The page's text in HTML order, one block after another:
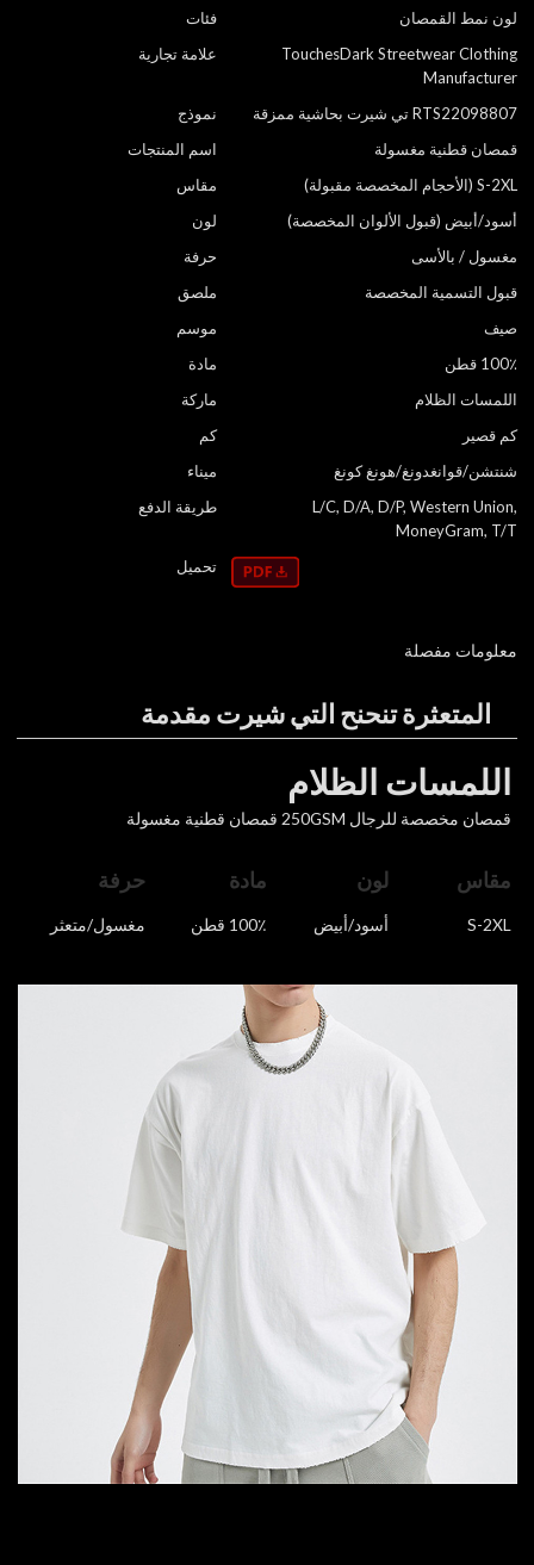
فئات
لون نمط القمصان
علامة تجارية
TouchesDark Streetwear Clothing
Manufacturer
نموذج
RTS22098807 تي شيرت بحاشية ممزقة
اسم المنتجات
قمصان قطنية مغسولة
مقاس
S-2XL (الأحجام المخصصة مقبولة)
لون
أسود/أبيض (قبول الألوان المخصصة)
حرفة
مغسول / بالأسى
ملصق
قبول التسمية المخصصة
موسم
صيف
مادة
100٪ قطن
ماركة
اللمسات الظلام
كم
كم قصير
ميناء
شنتشن/قوانغدونغ/هونغ كونغ
طريقة الدفع
L/C, D/A, D/P, Western Union,
MoneyGram, T/T
تحميل
معلومات مفصلة
المتعثرة تنحنح التي شيرت مقدمة
اللمسات الظلام
قمصان مخصصة للرجال 250GSM قمصان قطنية مغسولة
مقاس
S-2XL
لون
أسود/أبيض
مادة
100٪ قطن
حرفة
مغسول/متعثر